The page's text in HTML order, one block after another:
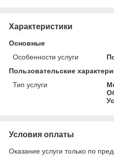
Характеристики
Основные
Особенности услуги
Пользовательские
Тип услуги
Условия оплаты
Оказание услуги только по